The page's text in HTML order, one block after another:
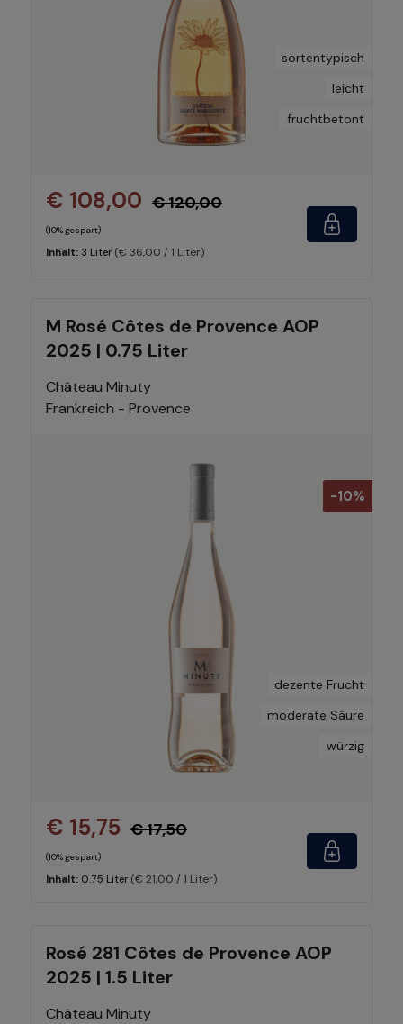
sortentypisch
leicht
fruchtbetont
€ 108,00 € 120,00
(10% gespart)
Inhalt: 3 Liter (€ 36,00 / 1 Liter)
M Rosé Côtes de Provence AOP
2025 | 0.75 Liter
Château Minuty
Frankreich - Provence
-10%
dezente Frucht
moderate Säure
würzig
€ 15,75 € 17,50
(10% gespart)
Inhalt: 0.75 Liter (€ 21,00 / 1 Liter)
Rosé 281 Côtes de Provence AOP
2025 | 1.5 Liter
Château Minuty